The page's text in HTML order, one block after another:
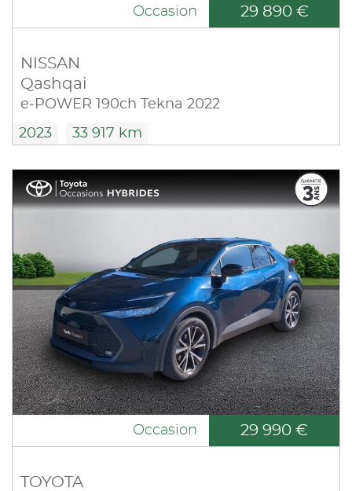
Occasion 29 890 €
NISSAN
Qashqai
e-POWER 190ch Tekna 2022
2023 33 917 km
Occasion 29 990 €
TOYOTA